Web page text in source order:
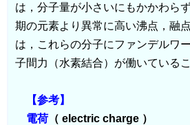
は，分子量が小さいにもかかわら
期の元素より異常に高い沸点，融
は，これらの分子にファンデルワ
子間力（水素結合）が働いているこ
【参考】
電荷 （ electric charge ）